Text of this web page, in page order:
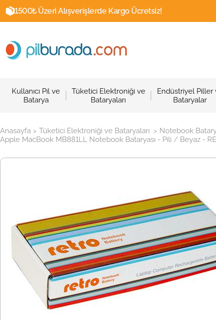
1500₺ Üzeri Alışverişlerde Kargo Ücretsiz!
Kullanıcı Pil ve
Batarya
Tüketici Elektroniği ve
Bataryaları
Endüstriyel Piller
Bataryalar
Anasayfa > Tüketici Elektroniği ve Bataryaları > Notebook
Apple MacBook MB881LL Notebook Bataryası - Pili / Beyaz -